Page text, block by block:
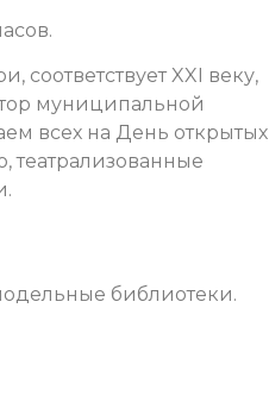
XXI веку,
муниципальной
всех на День открытых
театрализованные
библиотеки.